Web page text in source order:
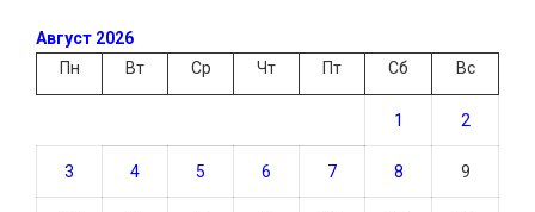
Август 2026
Пн
Вт Ср Чт Пт Сб Вс
1 2
3 4 5 6 7 8 9